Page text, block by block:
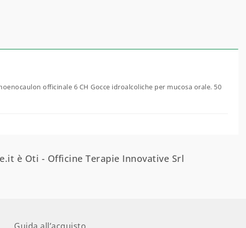
officinale 6 CH Gocce idroalcoliche per mucosa orale. 50
è Oti - Officine Terapie Innovative Srl